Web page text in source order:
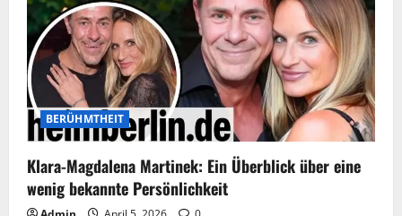
BERÜHMTHEIT
Klara-Magdalena Martinek: Ein Überblick über eine
wenig bekannte Persönlichkeit